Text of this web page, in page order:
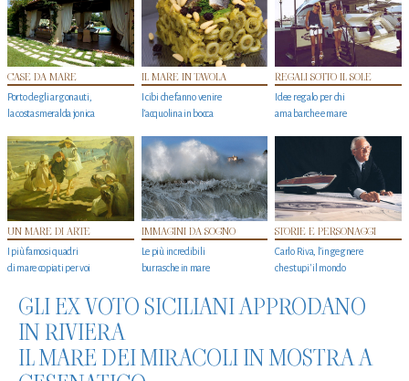
CASE DA MARE
Porto degli argonauti,
la costa smeralda jonica
IL MARE IN TAVOLA
I cibi che fanno venire
l’acquolina in bocca
REGALI SOTTO IL SOLE
Idee regalo per chi
ama barche e mare
UN MARE DI ARTE
I più famosi quadri
di mare copiati per voi
IMMAGINI DA SOGNO
Le più incredibili
burrasche in mare
STORIE E PERSONAGGI
Carlo Riva, l’ingegnere
che stupi' il mondo
GLI EX VOTO SICILIANI APPRODANO
IN RIVIERA
IL MARE DEI MIRACOLI IN MOSTRA A